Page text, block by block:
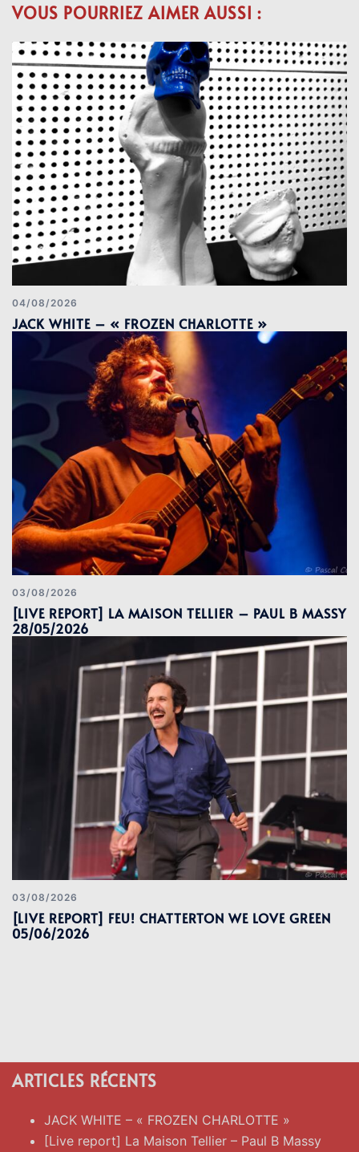
VOUS POURRIEZ AIMER AUSSI :
04/08/2026
JACK WHITE – « FROZEN CHARLOTTE »
03/08/2026
[LIVE REPORT] LA MAISON TELLIER – PAUL B MASSY
28/05/2026
03/08/2026
[LIVE REPORT] FEU! CHATTERTON WE LOVE GREEN
05/06/2026
ARTICLES RÉCENTS
JACK WHITE – « FROZEN CHARLOTTE »
[Live report] La Maison Tellier – Paul B Massy